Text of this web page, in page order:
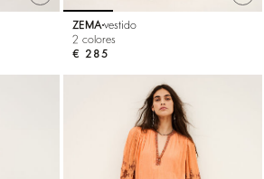
ZEMA vestido
2 colores
€ 285